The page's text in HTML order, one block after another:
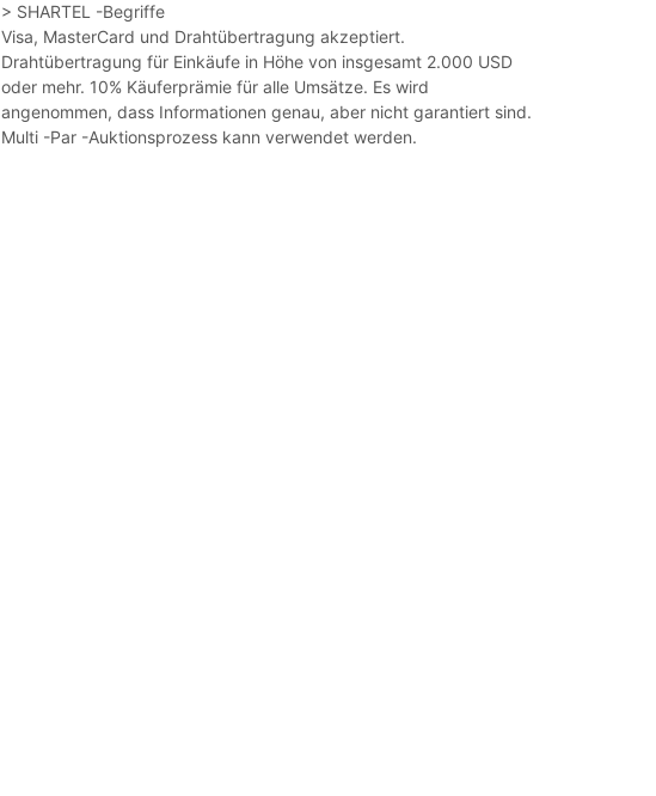
> SHARTEL -Begriffe
Visa, MasterCard und Drahtübertragung akzeptiert.
Drahtübertragung für Einkäufe in Höhe von insgesamt 2.000 USD
oder mehr. 10% Käuferprämie für alle Umsätze. Es wird
angenommen, dass Informationen genau, aber nicht garantiert sind.
Multi -Par -Auktionsprozess kann verwendet werden.